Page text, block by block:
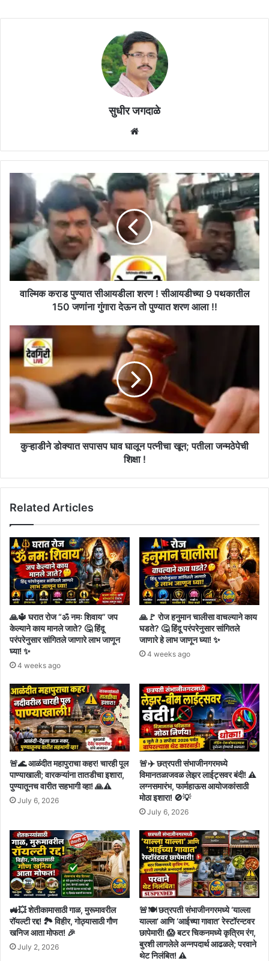
सुधीर जगदाळे
वाल्मिक
सीआयडीला
शरण
!
सीआयडीच्या
9
पथकातील
150
देऊन
तो
पुण्यात
शरण
आला
!!
वाल्मिक कराड पुण्यात सीआयडीला शरण ! सीआयडीच्या 9 पथकातील
150 जणांना गुंगारा देऊन तो पुण्यात शरण आला !!
कुऱ्हाडीने
डोक्यात
सपासप
घालून
पत्नीचा
खून;
पतीला
जन्मठेपेची
शिक्षाकुऱ्हाडीने डोक्यात सपासप घाव घालून पत्नीचा खून; पतीला जन्मठेपेची
शिक्षा !
Related Articles
🙏🔱 घरात रोज “ॐ नमः शिवाय” जप
केल्याने काय मानले जाते? 🤔 हिंदू
परंपरेनुसार सांगितले जाणारे लाभ जाणून
घ्या! ✨
4 weeks ago
🙏🚩 रोज हनुमान चालीसा वाचल्याने काय
घडते? 🤔 हिंदू परंपरेनुसार सांगितले
जाणारे हे लाभ जाणून घ्या! ✨
4 weeks ago
🚨🌊 आळंदीत महापुराचा कहर! चारही पूल
पाण्याखाली; वारकऱ्यांना तातडीचा इशारा,
पुण्यातूनच वारीत सहभागी व्हा! 🙏⚠️
July 6, 2026
🚨✈️ छत्रपती संभाजीनगरमध्ये
विमानतळाजवळ लेझर लाईट्सवर बंदी! ⚠️
लग्नसमारंभ, फार्महाऊस आयोजकांसाठी
मोठा इशारा! 🚫💡
July 6, 2026
🚜💥 शेतीकामासाठी गाळ, मुरूमावरील
रॉयल्टी रद्द! 🏞️ विहीर, गोठ्यासाठी गौण
खनिज आता मोफत! 🎉
July 2, 2026
🚨🍽️ छत्रपती संभाजीनगरमध्ये ‘याल्ला
याल्ला’ आणि ‘आईच्या गावात’ रेस्टॉरन्टवर
छापेमारी! 😱 बटर चिकनमध्ये कृत्रिम रंग,
बुरशी लागलेले अन्नपदार्थ आढळले; परवाने
थेट निलंबित! ⚠️